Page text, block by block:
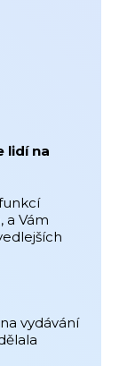
lidí na
a Vám
vydávání